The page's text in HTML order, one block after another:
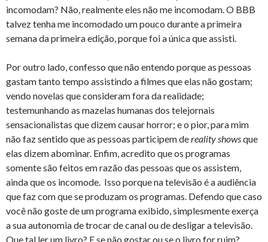
incomodam? Não, realmente eles não me incomodam. O BBB
talvez tenha me incomodado um pouco durante a primeira
semana da primeira edição, porque foi a única que assisti.
Por outro lado, confesso que não entendo porque as pessoas
gastam tanto tempo assistindo a filmes que elas não gostam;
vendo novelas que consideram fora da realidade;
testemunhando as mazelas humanas dos telejornais
sensacionalistas que dizem causar horror; e o pior, para mim
não faz sentido que as pessoas participem dereality showsque
elas dizem abominar. Enfim, acredito que os programas
somente são feitos em razão das pessoas que os assistem,
ainda que os incomode. Isso porque na televisão é a audiência
que faz com que se produzam os programas. Defendo que caso
você não goste de um programa exibido, simplesmente exerça
a sua autonomia de trocar de canal ou de desligar a televisão.
Que tal ler um livro? E se não gostar ou se o livro for ruim?